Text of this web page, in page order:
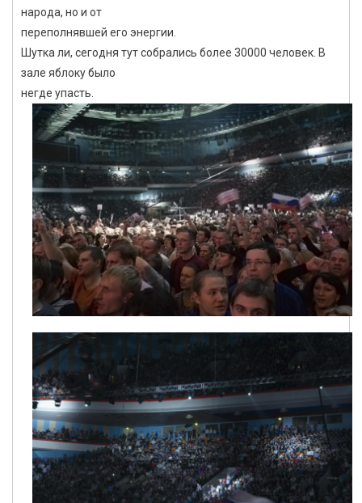
народа, но и от
переполнявшей его энергии.
Шутка ли, сегодня тут собрались более 30000 человек. В
зале яблоку было
негде упасть.